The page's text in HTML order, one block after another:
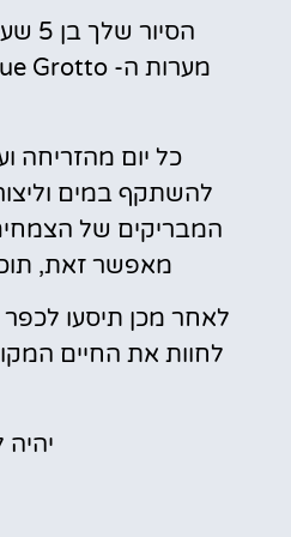
להשתקף במים
המבריקים של
מאפשר זאת, תוכלו לעשות שייט של 20
לאחר מכן תיסעו לכפר
לחוות את החיים